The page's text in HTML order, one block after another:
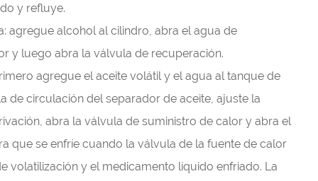
y refluye.
agregue alcohol al cilindro, abra el agua de
y luego abra la válvula de recuperación.
agregue el aceite volátil y el agua al tanque de
de circulación del separador de aceite, ajuste la
abra la válvula de suministro de calor y abra el
que se enfríe cuando la válvula de la fuente de calor
volatilización y el medicamento líquido enfriado. La